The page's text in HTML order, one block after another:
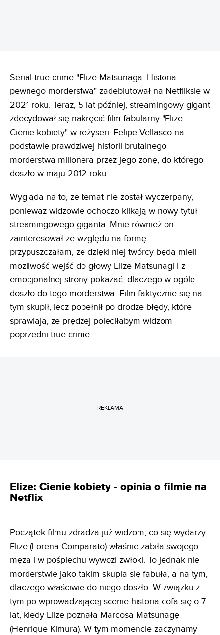
Serial true crime "Elize Matsunaga: Historia
pewnego morderstwa" zadebiutował na Netfliksie w
2021 roku. Teraz, 5 lat później, streamingowy gigant
zdecydował się nakręcić film fabularny "Elize:
Cienie kobiety" w reżyserii Felipe Vellasco na
podstawie prawdziwej historii brutalnego
morderstwa milionera przez jego żonę, do którego
doszło w maju 2012 roku.
Wygląda na to, że temat nie został wyczerpany,
ponieważ widzowie ochoczo klikają w nowy tytuł
streamingowego giganta. Mnie również on
zainteresował ze względu na formę -
przypuszczałam, że dzięki niej twórcy będą mieli
możliwość wejść do głowy Elize Matsunagi i z
emocjonalnej strony pokazać, dlaczego w ogóle
doszło do tego morderstwa. Film faktycznie się na
tym skupił, lecz popełnił po drodze błędy, które
sprawiają, że prędzej poleciłabym widzom
poprzedni true crime.
REKLAMA
Elize: Cienie kobiety - opinia o filmie na
Netflix
Początek filmu zdradza już widzom, co się wydarzy.
Elize (Lorena Comparato) właśnie zabiła swojego
męża i w pośpiechu wywozi zwłoki. To jednak nie
morderstwie jako takim skupia się fabuła, a na tym,
dlaczego właściwie do niego doszło. W związku z
tym po wprowadzającej scenie historia cofa się o 7
lat, kiedy Elize poznała Marcosa Matsunagę
(Henrique Kimura). W tym momencie zaczynamy